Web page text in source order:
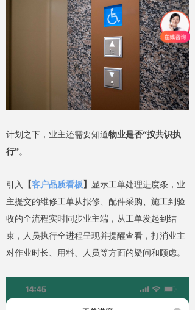
计划之下，业主还需要知道物业是否“按共识执
行”。
引入 【客户品质看板 】 显示工单处理进度条，业
主提交的维修工单从报修、配件采购、施工到验
收的全流程实时同步业主端，从工单发起到结
束，人员执行全进程呈现并提醒查看，打消业主
对作业时长、用料、人员等方面的疑问和顾虑。